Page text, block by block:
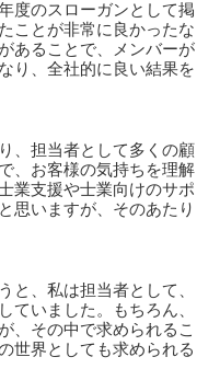
度のスローガンとして掲
ことが非常に良かったな
あることで、メンバーが
り、全社的に良い結果を
、担当者として多くの顧
、お客様の気持ちを理解
業支援や士業向けのサポ
思いますが、そのあたり
と、私は担当者として、
ていました。もちろん、
、その中で求められるこ
世界としても求められる